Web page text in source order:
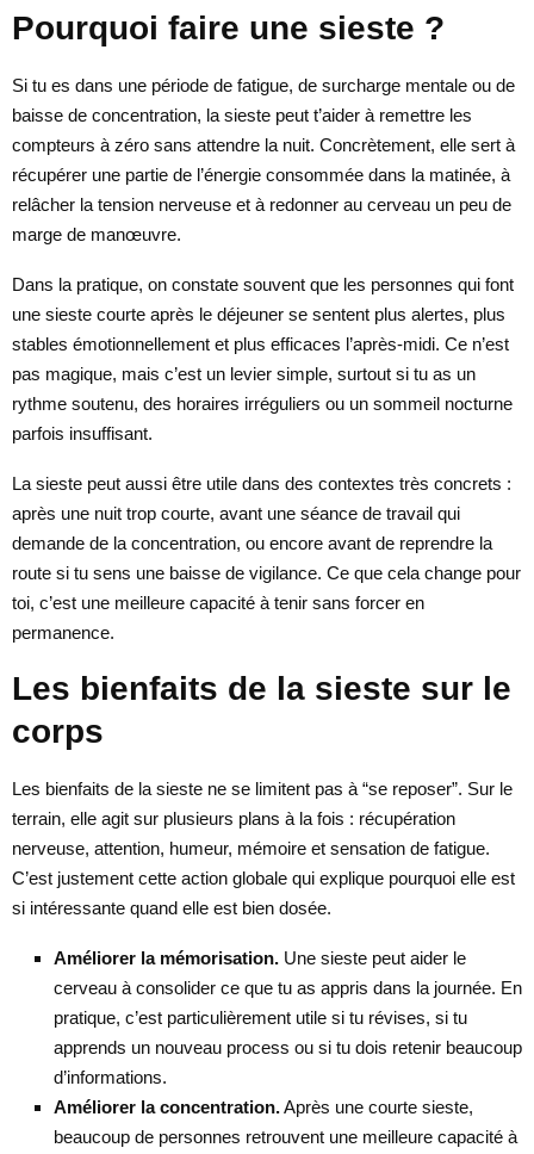
Pourquoi faire une sieste ?
Si tu es dans une période de fatigue, de surcharge mentale ou de
baisse de concentration, la sieste peut t’aider à remettre les
compteurs à zéro sans attendre la nuit. Concrètement, elle sert à
récupérer une partie de l’énergie consommée dans la matinée, à
relâcher la tension nerveuse et à redonner au cerveau un peu de
marge de manœuvre.
Dans la pratique, on constate souvent que les personnes qui font
une sieste courte après le déjeuner se sentent plus alertes, plus
stables émotionnellement et plus efficaces l’après-midi. Ce n’est
pas magique, mais c’est un levier simple, surtout si tu as un
rythme soutenu, des horaires irréguliers ou un sommeil nocturne
parfois insuffisant.
La sieste peut aussi être utile dans des contextes très concrets :
après une nuit trop courte, avant une séance de travail qui
demande de la concentration, ou encore avant de reprendre la
route si tu sens une baisse de vigilance. Ce que cela change pour
toi, c’est une meilleure capacité à tenir sans forcer en
permanence.
Les bienfaits de la sieste sur le
corps
Les bienfaits de la sieste ne se limitent pas à “se reposer”. Sur le
terrain, elle agit sur plusieurs plans à la fois : récupération
nerveuse, attention, humeur, mémoire et sensation de fatigue.
C’est justement cette action globale qui explique pourquoi elle est
si intéressante quand elle est bien dosée.
Améliorer la mémorisation. Une sieste peut aider le
cerveau à consolider ce que tu as appris dans la journée. En
pratique, c’est particulièrement utile si tu révises, si tu
apprends un nouveau process ou si tu dois retenir beaucoup
d’informations.
Améliorer la concentration.Après une courte sieste,
beaucoup de personnes retrouvent une meilleure capacité à